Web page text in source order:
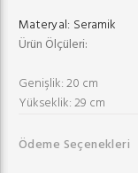
Materyal: Seramik
Ürün Ölçüleri:
Genişlik: 20 cm
Yükseklik: 29 cm
Ödeme Seçenekleri